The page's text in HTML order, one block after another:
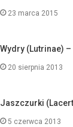
23 marca 2015
Wydry (Lutrinae)
20 sierpnia 2013
Jaszczurki
5 czerwca 2013